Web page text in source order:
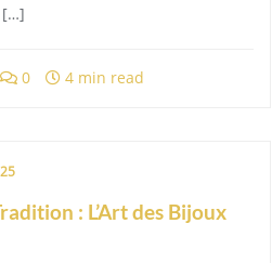
[…]
0 4 min read
: L’Art des Bijoux